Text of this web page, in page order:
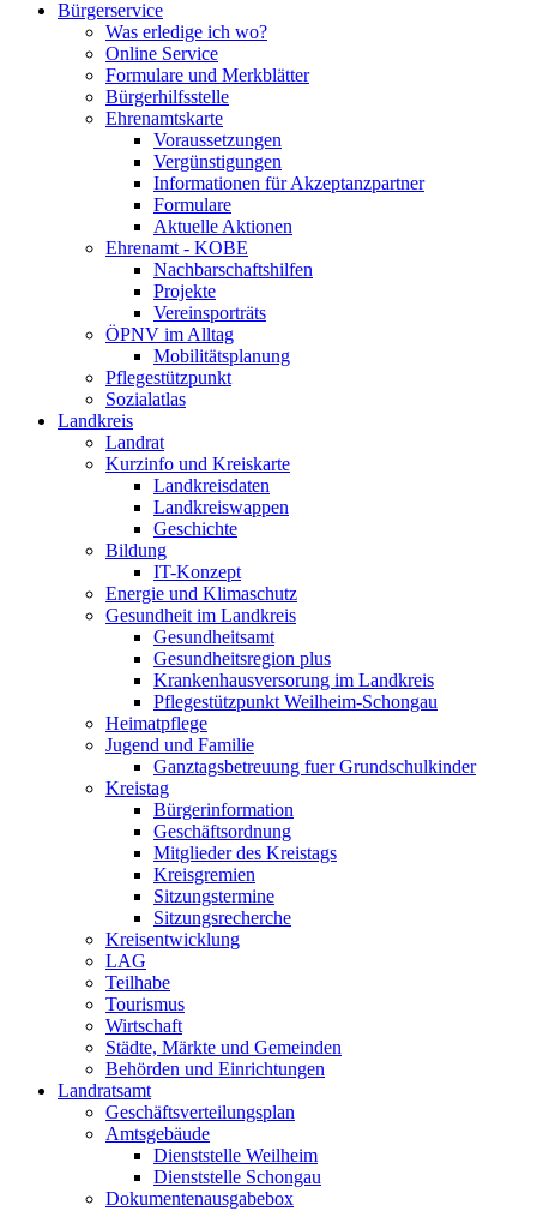
Bürgerservice
Was erledige ich wo?
Online Service
Formulare und Merkblätter
Bürgerhilfsstelle
Ehrenamtskarte
Voraussetzungen
Vergünstigungen
Informationen für Akzeptanzpartner
Formulare
Aktuelle Aktionen
Ehrenamt - KOBE
Nachbarschaftshilfen
Projekte
Vereinsporträts
ÖPNV im Alltag
Mobilitätsplanung
Pflegestützpunkt
Sozialatlas
Landkreis
Landrat
Kurzinfo und Kreiskarte
Landkreisdaten
Landkreiswappen
Geschichte
Bildung
IT-Konzept
Energie und Klimaschutz
Gesundheit im Landkreis
Gesundheitsamt
Gesundheitsregion plus
Krankenhausversorung im Landkreis
Pflegestützpunkt Weilheim-Schongau
Heimatpflege
Jugend und Familie
Ganztagsbetreuung fuer Grundschulkinder
Kreistag
Bürgerinformation
Geschäftsordnung
Mitglieder des Kreistags
Kreisgremien
Sitzungstermine
Sitzungsrecherche
Kreisentwicklung
LAG
Teilhabe
Tourismus
Wirtschaft
Städte, Märkte und Gemeinden
Behörden und Einrichtungen
Landratsamt
Geschäftsverteilungsplan
Amtsgebäude
Dienststelle Weilheim
Dienststelle Schongau
Dokumentenausgabebox